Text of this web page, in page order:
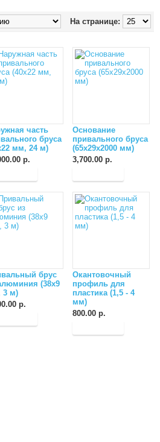
На странице:
часть
бруса
мм, 24 м)
р.
Основание
привального бруса
(65х29х2000 мм)
3,700.00 р.
брус
(38х9
3 м)
р.
Окантовочный
профиль для
пластика (1,5 - 4
мм)
800.00 р.